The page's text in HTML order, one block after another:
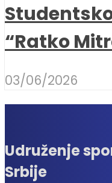
“Ratko
03/06/2026
Udruženje
Srbije